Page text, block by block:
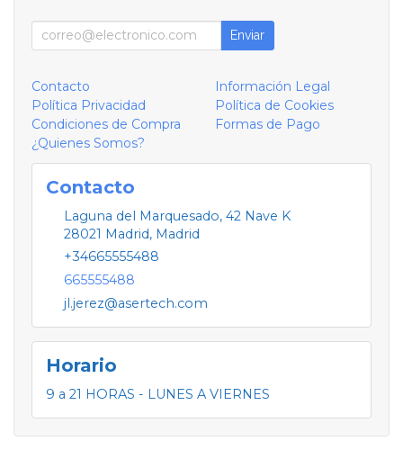
Enviar
Contacto
Información Legal
Política Privacidad
Política de Cookies
Condiciones de Compra
Formas de Pago
¿Quienes Somos?
Contacto
Laguna del Marquesado, 42 Nave K
28021 Madrid, Madrid
+34665555488
665555488
jl.jerez@asertech.com
Horario
9 a 21 HORAS - LUNES A VIERNES